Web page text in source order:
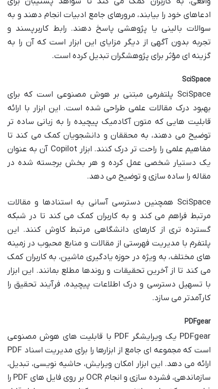
ادعاهای خود را بیابند، مرورهای جامع ادبیات انجام دهند و به
سوالات بالینی یا پژوهشی پاسخ دهند. رابط کاربرپسند و
تجربه بدون آگهی از دیگر مزایای این ابزار است که آن را به
گزینه ای مؤثر برای پژوهشگران تبدیل کرده است.
SciSpace
SciSpace پلتفرمی مبتنی بر هوش مصنوعی است که برای
بهبود درک مقالات علمی طراحی شده است. این ابزار با ارائه
قابلیت هایی که متون آکادمیک پیچیده را به زبانی ساده تر
توضیح می دهند، به محققان و دانشجویان کمک می کند تا
مفاهیم علمی را راحت تر درک کنند. ابزار Copilot آن به عنوان
یک دستیار شخصی عمل کرده و هر بخش برجسته شده در
مقاله را ساده سازی و توضیح می دهد.
SciSpace همچنین دسترسی آسانی به استنادها و مقالات
مرتبط فراهم می کند و به کاربران کمک می کند تا در شبکه
گسترده تری از کارهای دانشگاهی مرتبط کاوش کنند. این
پلتفرم با مدیریت فهرستی از مقالات و منابع محبوب در زمینه
های مختلف، به ویژه در حوزه یادگیری ماشین، به کاربران کمک
می کند تا از آخرین تحقیقات و روندها مطلع بمانند. این ابزار
با تسهیل دسترسی و درک اطلاعات پیچیده، فرآیند تحقیق را
کارآمدتر می سازد.
PDFgear
PDFgear یک ویرایشگر PDF با قابلیت های هوش مصنوعی
است که مجموعه ای جامع از ابزارها را برای مدیریت اسناد PDF
ارائه می دهد. این ابزار امکان ویرایش، حاشیه نویسی، تبدیل،
سازماندهی، فشرده سازی و انجام OCR بر روی فایل های PDF را